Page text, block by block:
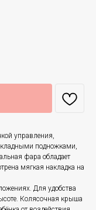
управления,
подножками,
фара обладает
мягкая накладка на
Для удобства
Колясочная крыша